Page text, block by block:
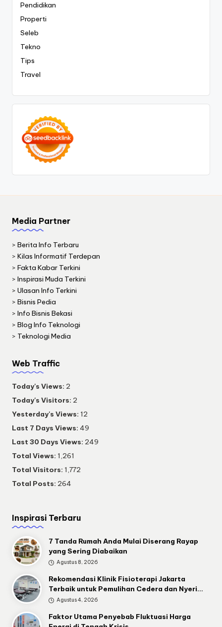
Pendidikan
Properti
Seleb
Tekno
Tips
Travel
Media Partner
> Berita Info Terbaru
> Kilas Informatif Terdepan
> Fakta Kabar Terkini
> Inspirasi Muda Terkini
> Ulasan Info Terkini
> Bisnis Pedia
> Info Bisnis Bekasi
> Blog Info Teknologi
> Teknologi Media
Web Traffic
Today's Views: 2
Today's Visitors: 2
Yesterday's Views: 12
Last 7 Days Views: 49
Last 30 Days Views: 249
Total Views: 1,261
Total Visitors: 1,772
Total Posts: 264
Inspirasi Terbaru
7 Tanda Rumah Anda Mulai Diserang Rayap
yang Sering Diabaikan
Agustus 8, 2026
Rekomendasi Klinik Fisioterapi Jakarta
Terbaik untuk Pemulihan Cedera dan Nyeri…
Agustus 4, 2026
Faktor Utama Penyebab Fluktuasi Harga